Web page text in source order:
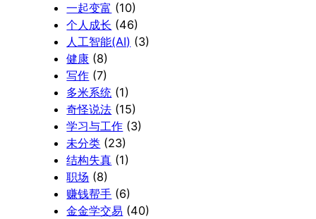
一起变富 (10)
个人成长 (46)
人工智能(AI) (3)
健康 (8)
写作 (7)
多米系统 (1)
奇怪说法 (15)
学习与工作 (3)
未分类 (23)
结构失真 (1)
职场 (8)
赚钱帮手 (6)
金金学交易 (40)